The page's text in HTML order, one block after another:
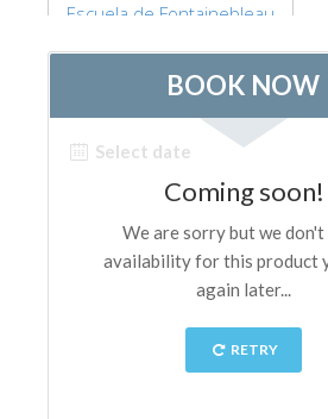
Escuela de Fontainebleau